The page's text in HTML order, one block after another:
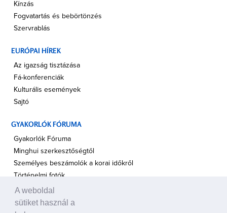
Kínzás
Fogvatartás és bebörtönzés
Szervrablás
EURÓPAI HÍREK
Az igazság tisztázása
Fá-konferenciák
Kulturális események
Sajtó
GYAKORLÓK FÓRUMA
Gyakorlók Fóruma
Minghui szerkesztőségtől
Személyes beszámolók a korai időkről
Történelmi fotók
A TÁMOGATÁS HANGJA
A weboldal
sütiket használ a